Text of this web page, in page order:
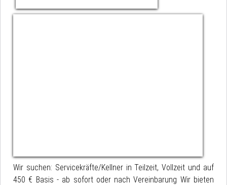
Wir suchen: Servicekräfte/Kellner in Teilzeit, Vollzeit und auf
450 € Basis - ab sofort oder nach Vereinbarung Wir bieten